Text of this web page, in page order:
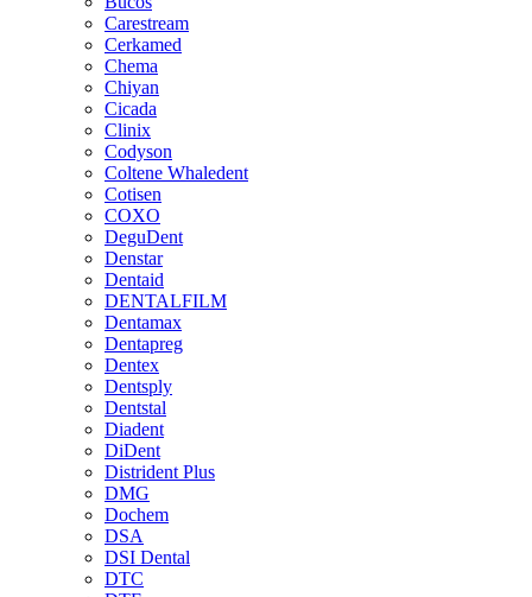
Carestream
Cerkamed
Chema
Chiyan
Cicada
Clinix
Codyson
Coltene Whaledent
Cotisen
COXO
DeguDent
Denstar
Dentaid
DENTALFILM
Dentamax
Dentapreg
Dentex
Dentsply
Dentstal
Diadent
DiDent
Distrident Plus
DMG
Dochem
DSA
DSI Dental
DTC